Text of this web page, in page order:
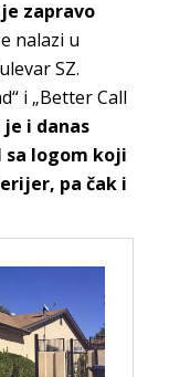
zapravo
nalazi u
SZ.
i „Better Call
i danas
logom koji
pa čak i